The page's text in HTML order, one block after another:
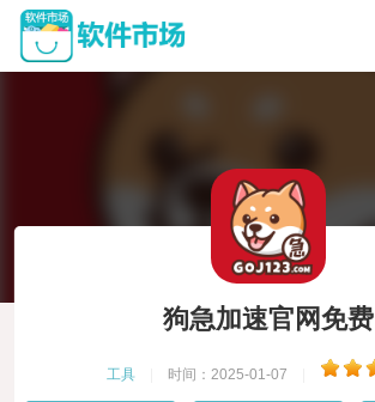
狗急加速官网免费
工具 时间：2025-01-07